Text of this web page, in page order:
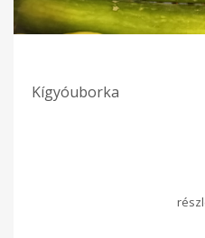
Kígyóuborka